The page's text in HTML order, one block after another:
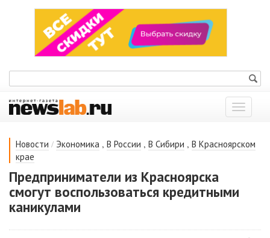
Показать
меню
Новости / Экономика , В России , В Сибири , В Красноярском
крае
Предприниматели из Красноярска
смогут воспользоваться кредитными
каникулами